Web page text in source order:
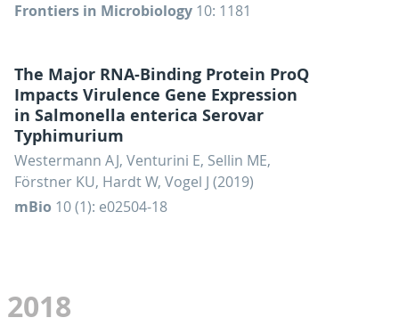
Frontiers in Microbiology 10: 1181
The Major RNA-Binding Protein ProQ
Impacts Virulence Gene Expression
in Salmonella enterica Serovar
Typhimurium
Westermann AJ, Venturini E, Sellin ME,
Förstner KU, Hardt W, Vogel J (2019)
mBio 10 (1): e02504-18
2018